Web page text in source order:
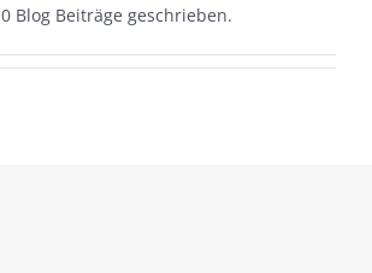
Blog Beiträge geschrieben.